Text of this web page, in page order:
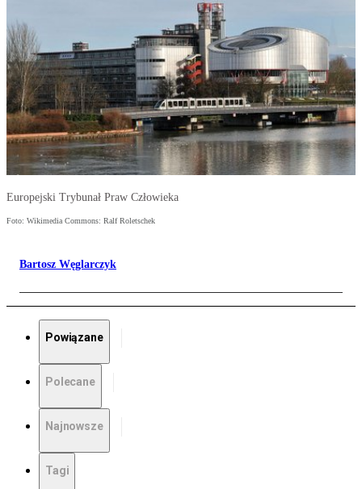
Europejski Trybunał Praw Człowieka
Foto: Wikimedia Commons: Ralf Roletschek
Bartosz Węglarczyk
Powiązane
Polecane
Najnowsze
Tagi